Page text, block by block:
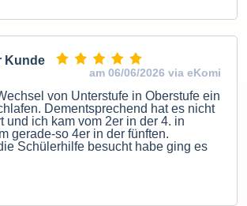
Kunde
am 06/06/2026 via eKomi
von Unterstufe in Oberstufe ein
Dementsprechend hat es nicht
und ich kam vom 2er in der 4. in
gerade-so 4er in der fünften.
Schülerhilfe besucht habe ging es